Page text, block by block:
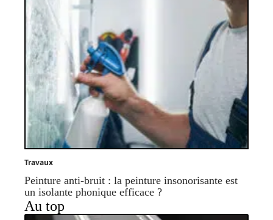
Travaux
Peinture anti-bruit : la peinture insonorisante est
un isolante phonique efficace ?
Au top